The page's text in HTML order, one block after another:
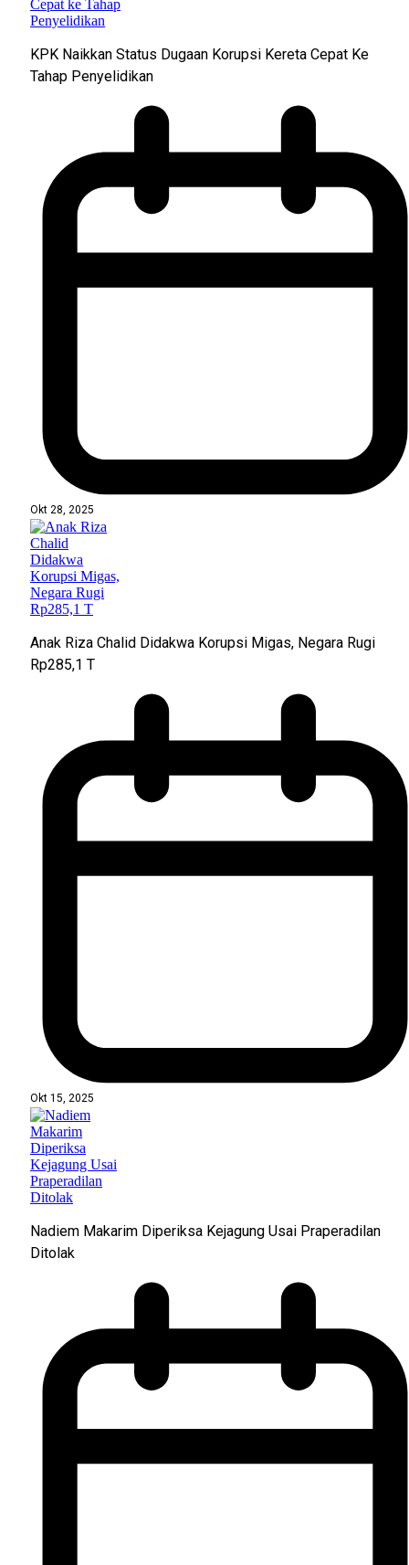
KPK Naikkan Status Dugaan Korupsi Kereta Cepat Ke
Tahap Penyelidikan
Okt 28, 2025
Anak Riza Chalid Didakwa Korupsi Migas, Negara Rugi
Rp285,1 T
Okt 15, 2025
Nadiem Makarim Diperiksa Kejagung Usai Praperadilan
Ditolak